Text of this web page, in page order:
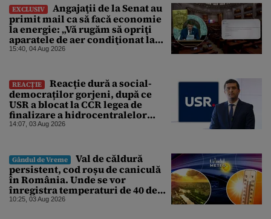
EXCLUSIV
Angajaţii de la Senat au
primit mail ca să facă economie
la energie: „Vă rugăm să opriţi
aparatele de aer condiţionat la
sfârşitul programului”
15:40, 04 Aug 2026
REACȚIE
Reacție dură a social-
democraților gorjeni, după ce
USR a blocat la CCR legea de
finalizare a hidrocentralelor
abandonate. „Nu ne-ar surprinde
abătut o cupolă de foc”
14:07, 03 Aug 2026
Gândul de Vreme
Val de căldură
persistent, cod roșu de caniculă
în România. Unde se vor
înregistra temperaturi de 40 de
grade, potrivit ANM
10:25, 03 Aug 2026